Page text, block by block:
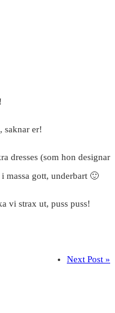
saknar er!
dresses (som hon designar
massa gott, underbart 🙂
vi strax ut, puss puss!
Next Post »